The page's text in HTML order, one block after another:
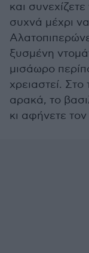
και
συχνά μέχρι
ξυσμένη
μισάωρο
χρειαστεί.
αρακά, το
κι αφήνετε